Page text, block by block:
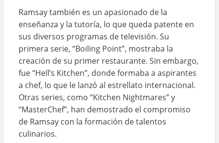
Ramsay también es un apasionado de la
enseñanza y la tutoría, lo que queda patente en
sus diversos programas de televisión. Su
primera serie, “Boiling Point”, mostraba la
creación de su primer restaurante. Sin embargo,
fue “Hell’s Kitchen”, donde formaba a aspirantes
a chef, lo que le lanzó al estrellato internacional.
Otras series, como “Kitchen Nightmares” y
“MasterChef”, han demostrado el compromiso
de Ramsay con la formación de talentos
culinarios.